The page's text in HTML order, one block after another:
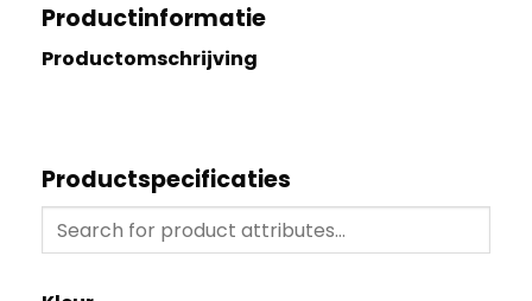
Productinformatie
Productomschrijving
Productspecificaties